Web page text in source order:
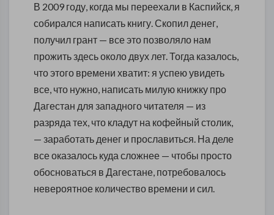
В 2009 году, когда мы переехали в Каспийск, я
собирался написать книгу. Скопил денег,
получил грант — все это позволяло нам
прожить здесь около двух лет. Тогда казалось,
что этого времени хватит: я успею увидеть
все, что нужно, написать милую книжку про
Дагестан для западного читателя — из
разряда тех, что кладут на кофейный столик,
— заработать денег и прославиться. На деле
все оказалось куда сложнее — чтобы просто
обосноваться в Дагестане, потребовалось
невероятное количество времени и сил.